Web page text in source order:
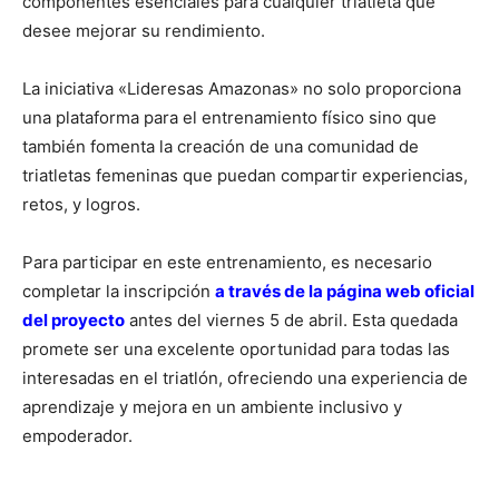
desee mejorar su rendimiento.
La iniciativa «Lideresas Amazonas» no solo proporciona
una plataforma para el entrenamiento físico sino que
también fomenta la creación de una comunidad de
triatletas femeninas que puedan compartir experiencias,
retos, y logros.
Para participar en este entrenamiento, es necesario
completar la inscripción a través de la página web oficial
del proyecto antes del viernes 5 de abril. Esta quedada
promete ser una excelente oportunidad para todas las
interesadas en el triatlón, ofreciendo una experiencia de
aprendizaje y mejora en un ambiente inclusivo y
empoderador.